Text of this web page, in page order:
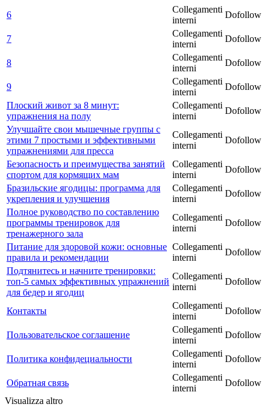
6
Collegamenti
interni
Dofollow
7
Collegamenti
interni
Dofollow
8
Collegamenti
interni
Dofollow
9
Collegamenti
interni
Dofollow
Плоский живот за 8 минут:
упражнения на полу
Collegamenti
interni
Dofollow
Улучшайте свои мышечные группы с
этими 7 простыми и эффективными
упражнениями для пресса
Collegamenti
interni
Dofollow
Безопасность и преимущества занятий
спортом для кормящих мам
Collegamenti
interni
Dofollow
Бразильские ягодицы: программа для
укрепления и улучшения
Collegamenti
interni
Dofollow
Полное руководство по составлению
программы тренировок для
тренажерного зала
Collegamenti
interni
Dofollow
Питание для здоровой кожи: основные
правила и рекомендации
Collegamenti
interni
Dofollow
Подтянитесь и начните тренировки:
топ-5 самых эффективных упражнений
для бедер и ягодиц
Collegamenti
interni
Dofollow
Контакты
Collegamenti
interni
Dofollow
Пользовательское соглашение
Collegamenti
interni
Dofollow
Политика конфидециальности
Collegamenti
interni
Dofollow
Обратная связь
Collegamenti
interni
Dofollow
Visualizza altro